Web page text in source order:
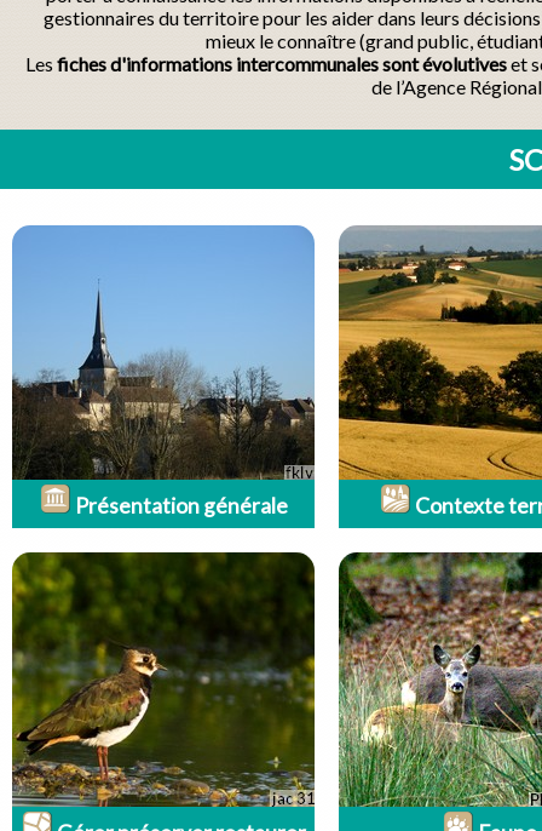
gestionnaires du territoire pour les aider dans leurs
mieux le connaître (grand public,
Les fiches d'informations intercommunales sont évolutiveset
de l’Agence
Présentation générale Contexte